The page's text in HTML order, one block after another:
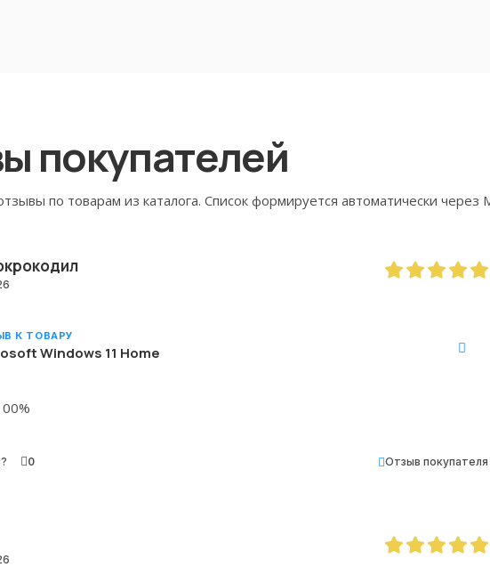
покупателей
по товарам из каталога. Список формируется автоматически через
К ТОВАРУ
Windows 11 Home
0 Отзыв покупателя